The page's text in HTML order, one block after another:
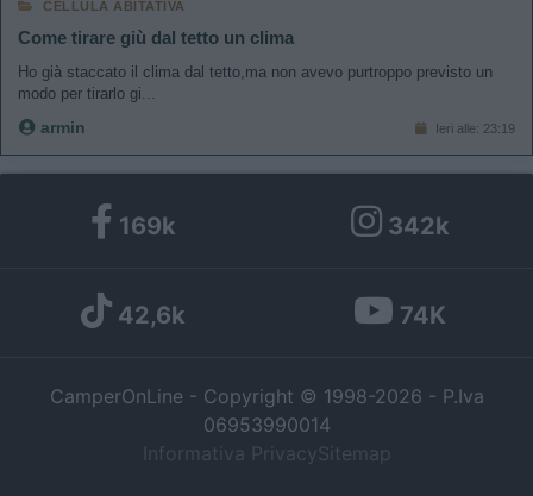
CELLULA ABITATIVA
Come tirare giù dal tetto un clima
Ho già staccato il clima dal tetto,ma non avevo purtroppo previsto un
modo per tirarlo gi...
armin Ieri alle: 23:19
169k 342k
42,6k 74K
CamperOnLine - Copyright © 1998-2026 - P.Iva
06953990014
Informativa Privacy Sitemap